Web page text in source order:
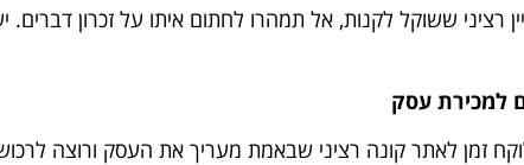
רציני ששוקל לקנות, אל תמהרו לחתום איתו על זכרון
למכירת עסק
זמן לאתר קונה רציני שבאמת מעריך את העסק ורוצה